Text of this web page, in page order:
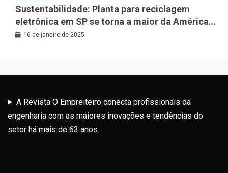
Sustentabilidade: Planta para reciclagem
eletrônica em SP se torna a maior da América
Latina
16 de janeiro de 2025
A Revista O Empreiteiro conecta profissionais da
engenharia com as maiores inovações e tendências do
setor há mais de 63 anos.